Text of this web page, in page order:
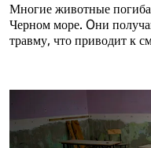
Многие животные
Черном море. Oни
травму, что приводит к